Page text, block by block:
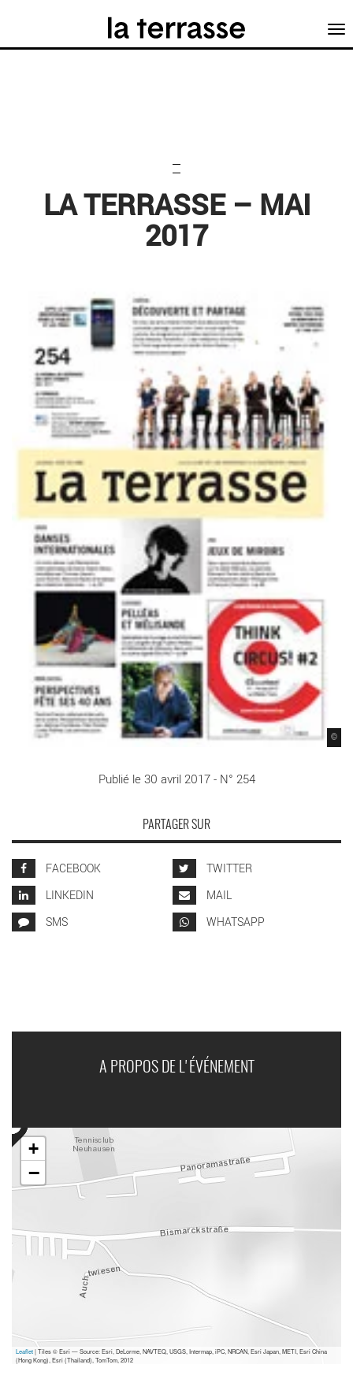
LA TERRASSE – MAI
2017
©
Publié le 30 avril 2017 - N° 254
PARTAGER SUR
FACEBOOK
TWITTER
LINKEDIN
MAIL
SMS
WHATSAPP
A PROPOS DE L'ÉVÉNEMENT
+
−
Leaflet| Tiles © Esri — Source: Esri, DeLorme, NAVTEQ, USGS, Intermap, iPC, NRCAN, Esri Japan, METI, Esri China
(Hong Kong), Esri (Thailand), TomTom, 2012